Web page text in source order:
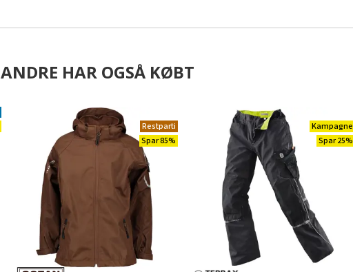
ANDRE HAR OGSÅ KØBT
Restparti
Spar 85%
Kampagne
Spar 25%